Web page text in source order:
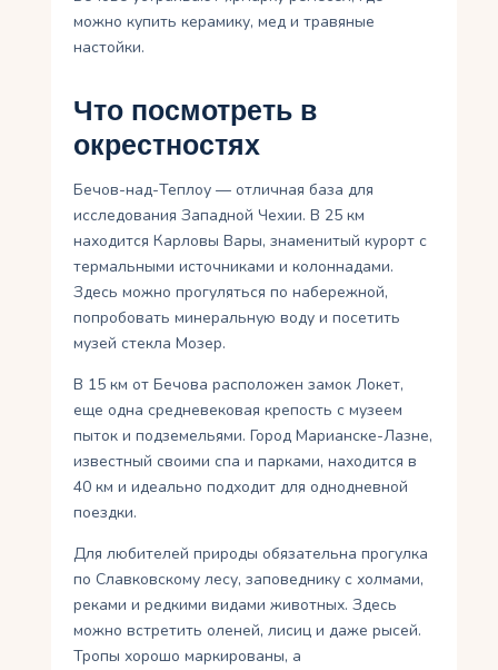
можно купить керамику, мед и травяные
настойки.
Что посмотреть в
окрестностях
Бечов-над-Теплоу — отличная база для
исследования Западной Чехии. В 25 км
находится Карловы Вары, знаменитый курорт с
термальными источниками и колоннадами.
Здесь можно прогуляться по набережной,
попробовать минеральную воду и посетить
музей стекла Мозер.
В 15 км от Бечова расположен замок Локет,
еще одна средневековая крепость с музеем
пыток и подземельями. Город Марианске-Лазне,
известный своими спа и парками, находится в
40 км и идеально подходит для однодневной
поездки.
Для любителей природы обязательна прогулка
по Славковскому лесу, заповеднику с холмами,
реками и редкими видами животных. Здесь
можно встретить оленей, лисиц и даже рысей.
Тропы хорошо маркированы, а